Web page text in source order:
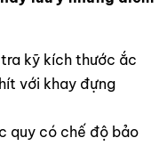
kỹ kích thước ắc
với khay đựng
quy có chế độ bảo